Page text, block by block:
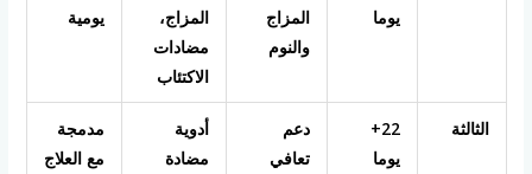
يوما
المزاج
والنوم
المزاج،
مضادات
الاكتئاب
يومية
الثالثة
22+
يوما
دعم
تعافي
أدوية
مضادة
مدمجة
مع العلاج